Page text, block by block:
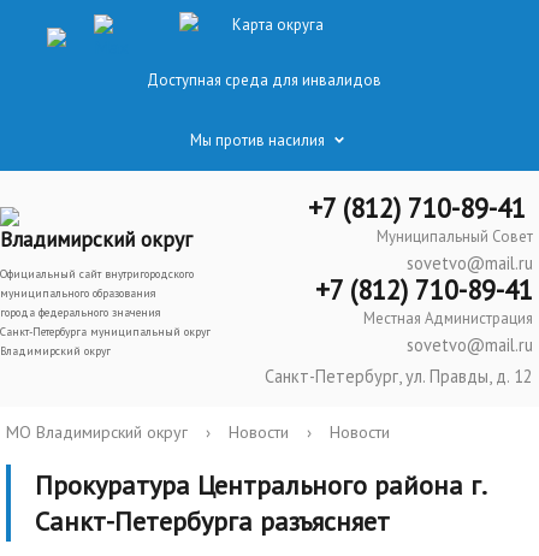
Карта округа
Доступная среда для инвалидов
Мы против насилия
Владимирский округ
Официальный сайт внутригородского
муниципального образования
города федерального значения
Санкт-Петербурга муниципальный округ
Владимирский округ
+7 (812) 710-89-41
Муниципальный Совет
sovetvo@mail.ru
+7 (812) 710-89-41
Местная Администрация
sovetvo@mail.ru
Санкт-Петербург, ул. Правды, д. 12
МО Владимирский округ › Новости › Новости
Прокуратура Центрального района г.
Санкт-Петербурга разъясняет